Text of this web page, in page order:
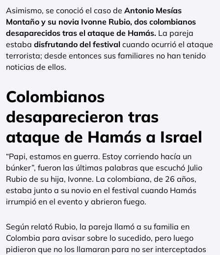
Asimismo, se conoció el caso de Antonio Mesías
Montaño y su novia Ivonne Rubio, dos colombianos
desaparecidos tras el ataque de Hamás. La pareja
estaba disfrutando del festival cuando ocurrió el ataque
terrorista; desde entonces sus familiares no han tenido
noticias de ellos.
Colombianos
desaparecieron tras
ataque de Hamás a Israel
“Papi, estamos en guerra. Estoy corriendo hacía un
búnker”, fueron las últimas palabras que escuchó Julio
Rubio de su hija, Ivonne. La colombiana, de 26 años,
estaba junto a su novio en el festival cuando Hamás
irrumpió en el evento y abrieron fuego.
Según relató Rubio, la pareja llamó a su familia en
Colombia para avisar sobre lo sucedido, pero luego
pidieron que no los llamaran para no ser interceptados